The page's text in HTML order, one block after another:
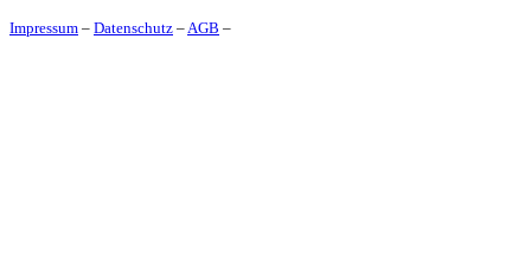
Impressum – Datenschutz –AGB –